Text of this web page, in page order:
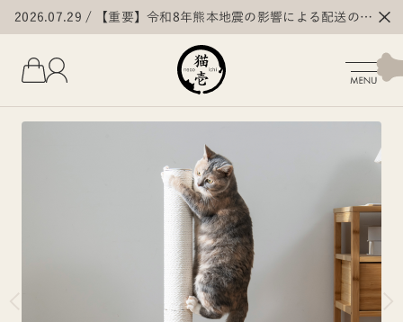
2026.07.29
【重要】令和8年熊本地震の影響による配送の遅
延・停止について